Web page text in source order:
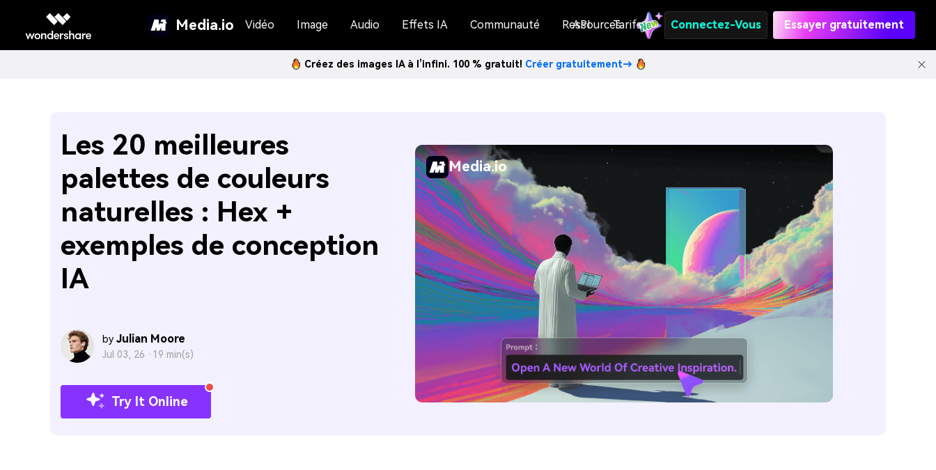
Media.io Vidéo Image Audio Effets IA Communauté Ressources
API Tarifs Connectez-Vous Essayer gratuitement
Créez des images IA à l’infini. 100 % gratuit! Créer gratuitement→
Les 20 meilleures
palettes de couleurs
naturelles : Hex +
exemples de conception
IA
by Julian Moore
Jul 03, 26 · 19 min(s)
Try It Online
Media.io